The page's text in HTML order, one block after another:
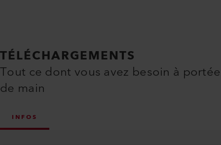
TÉLÉCHARGEMENTS
Tout ce dont vous avez besoin à portée
de main
INFOS